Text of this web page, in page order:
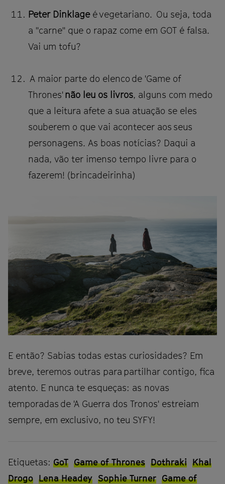
Peter Dinklageé vegetariano. Ou seja, toda
a "carne" que o rapaz come em GOT é falsa.
Vai um tofu?
A maior parte do elenco de 'Game of
Thrones' não leu os livros, alguns com medo
que a leitura afete a sua atuação se eles
souberem o que vai acontecer aos seus
personagens. As boas notícias? Daqui a
nada, vão ter imenso tempo livre para o
fazerem! (brincadeirinha)
E então? Sabias todas estas curiosidades? Em
breve, teremos outras para partilhar contigo, fica
atento. E nunca te esqueças: as novas
temporadas de 'A Guerra dos Tronos' estreiam
sempre, em exclusivo, no teu SYFY!
Etiquetas: GoT Game of Thrones Dothraki Khal
Drogo Lena Headey Sophie Turner Game of